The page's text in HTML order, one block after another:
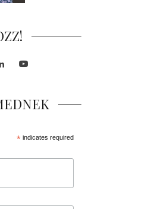
LinkedInYoutube
*indicates required